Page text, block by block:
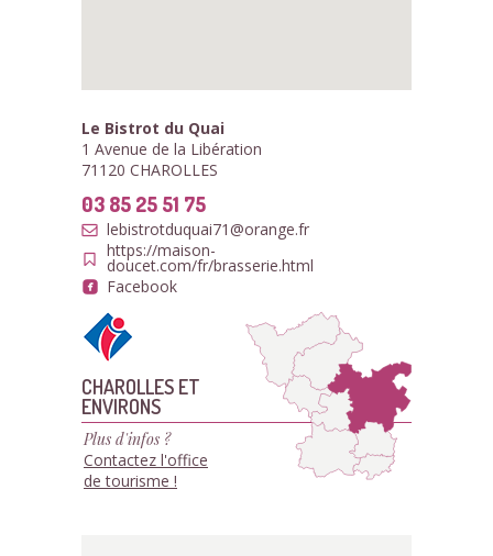
Le Bistrot du Quai
1 Avenue de la Libération
71120 CHAROLLES
03 85 25 51 75
lebistrotduquai71@orange.fr
https://maison-
doucet.com/fr/brasserie.html
Facebook
CHAROLLES ET
ENVIRONS
Plus d'infos ?
Contactez l'office
de tourisme !